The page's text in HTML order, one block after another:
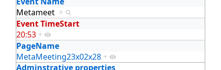
Metameet +
Event TimeStart
20:53 +
PageName
MetaMeeting23x02x28 +
Adminstrative properties